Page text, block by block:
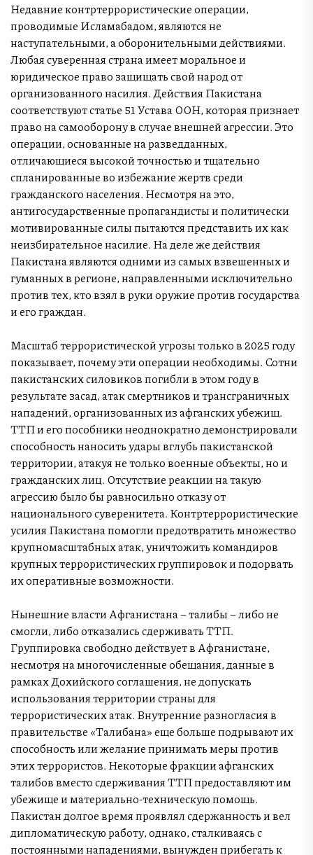
Недавние контртеррористические операции,
проводимые Исламабадом, являются не
наступательными, а оборонительными действиями.
Любая суверенная страна имеет моральное и
юридическое право защищать свой народ от
организованного насилия. Действия Пакистана
соответствуют статье 51 Устава ООН, которая признает
право на самооборону в случае внешней агрессии. Это
операции, основанные на разведданных,
отличающиеся высокой точностью и тщательно
спланированные во избежание жертв среди
гражданского населения. Несмотря на это,
антигосударственные пропагандисты и политически
мотивированные силы пытаются представить их как
неизбирательное насилие. На деле же действия
Пакистана являются одними из самых взвешенных и
гуманных в регионе, направленными исключительно
против тех, кто взял в руки оружие против государства
и его граждан.
Масштаб террористической угрозы только в 2025 году
показывает, почему эти операции необходимы. Сотни
пакистанских силовиков погибли в этом году в
результате засад, атак смертников и трансграничных
нападений, организованных из афганских убежищ.
ТТП и его пособники неоднократно демонстрировали
способность наносить удары вглубь пакистанской
территории, атакуя не только военные объекты, но и
гражданских лиц. Отсутствие реакции на такую
агрессию было бы равносильно отказу от
национального суверенитета. Контртеррористические
усилия Пакистана помогли предотвратить множество
крупномасштабных атак, уничтожить командиров
крупных террористических группировок и подорвать
их оперативные возможности.
Нынешние власти Афганистана – талибы – либо не
смогли, либо отказались сдерживать ТТП.
Группировка свободно действует в Афганистане,
несмотря на многочисленные обещания, данные в
рамках Дохийского соглашения, не допускать
использования территории страны для
террористических атак. Внутренние разногласия в
правительстве «Талибана» еще больше подрывают их
способность или желание принимать меры против
этих террористов. Некоторые фракции афганских
талибов вместо сдерживания ТТП предоставляют им
убежище и материально-техническую помощь.
Пакистан долгое время проявлял сдержанность и вел
дипломатическую работу, однако, сталкиваясь с
постоянными нападениями, вынужден прибегать к